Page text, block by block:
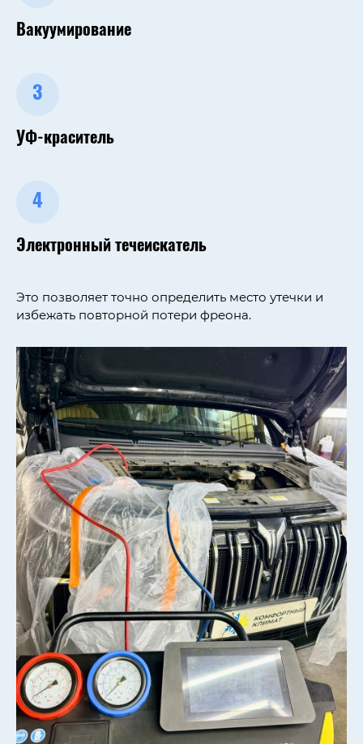
Вакуумирование
3
УФ-краситель
4
Электронный течеискатель
Это позволяет точно определить место утечки и
избежать повторной потери фреона.